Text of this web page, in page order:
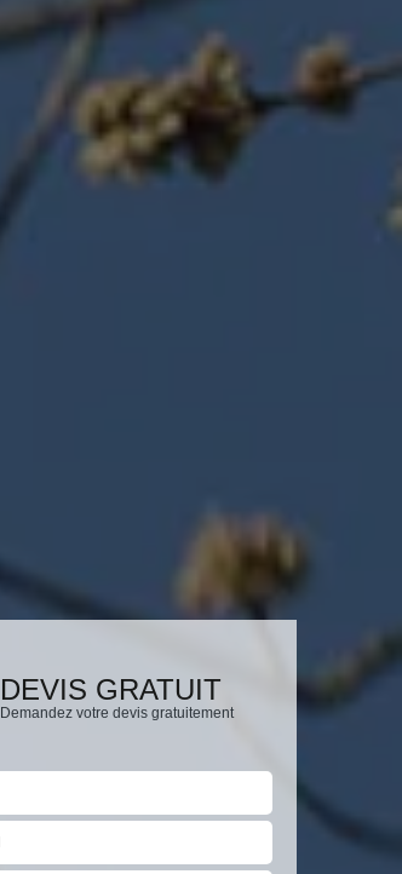
DEVIS GRATUIT
Demandez votre devis gratuitement